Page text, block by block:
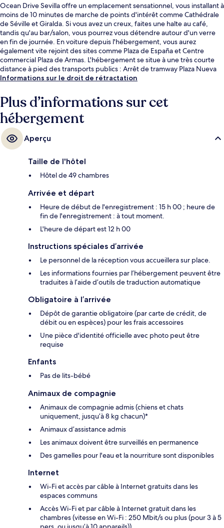
Ocean Drive Sevilla offre un emplacement sensationnel, vous installant à
moins de 10 minutes de marche de points d'intérêt comme Cathédrale
de Séville et Giralda. Si vous avez un creux, faites une halte au café,
tandis qu'au bar/salon, vous pourrez vous détendre autour d'un verre
en fin de journée. En voiture depuis l'hébergement, vous aurez
également vite rejoint des sites comme Plaza de España et Centre
commercial Plaza de Armas. L'hébergement se situe à une très courte
distance à pied des transports publics : Arrêt de tramway Plaza Nueva
se trouve à 9 min et Arrêt de tram Archivo de Indias, à 13 min.
Informations sur le droit de rétractation
Plus d’informations sur cet
hébergement
Aperçu
Taille de l'hôtel
Hôtel de 49 chambres
Arrivée et départ
Heure de début de l'enregistrement : 15 h 00 ; heure de
fin de l'enregistrement : à tout moment.
L'heure de départ est 12 h 00
Instructions spéciales d’arrivée
Le personnel de la réception vous accueillera sur place.
Les informations fournies par l’hébergement peuvent être
traduites à l’aide d’outils de traduction automatique
Obligatoire à l’arrivée
Dépôt de garantie obligatoire (par carte de crédit, de
débit ou en espèces) pour les frais accessoires
Une pièce d'identité officielle avec photo peut être
requise
Enfants
Pas de lits-bébé
Animaux de compagnie
Animaux de compagnie admis (chiens et chats
uniquement, jusqu’à 8 kg chacun)*
Animaux d’assistance admis
Les animaux doivent être surveillés en permanence
Des gamelles pour l'eau et la nourriture sont disponibles
Internet
Wi-Fi et accès par câble à Internet gratuits dans les
espaces communs
Accès Wi-Fi et par câble à Internet gratuit dans les
chambres (vitesse en Wi-Fi : 250 Mbit/s ou plus (pour 3 à 5